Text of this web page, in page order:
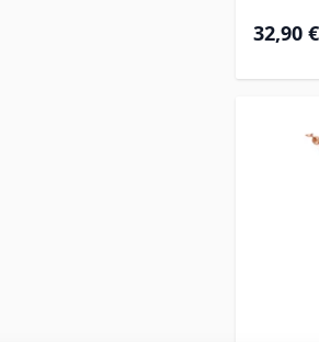
32,90 €